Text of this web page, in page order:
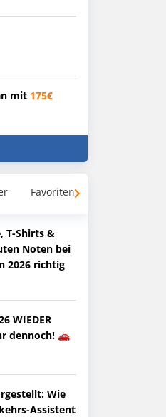
mit 175€
Favoriten
T-Shirts &
Noten bei
2026 richtig
WIEDER
dennoch! 🚗
Wie
Assistent